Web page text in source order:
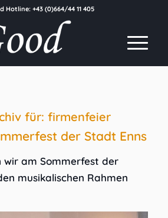
Hotline:+43 (0)664/44 11 405
für: firmenfeier
der Stadt Enns
wir am Sommerfest der
musikalischen Rahmen